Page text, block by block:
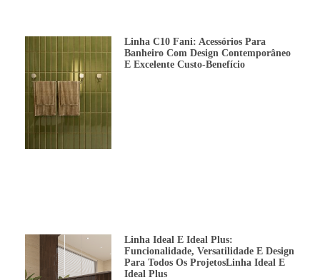
Linha C10 Fani: Acessórios Para
Banheiro Com Design Contemporâneo
E Excelente Custo-Benefício
Linha Ideal E Ideal Plus:
Funcionalidade, Versatilidade E Design
Para Todos Os ProjetosLinha Ideal E
Ideal Plus